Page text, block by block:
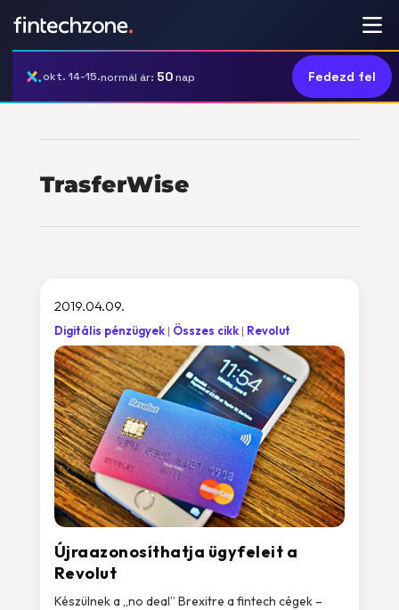
okt. 14-15.normál ár: 50nap Fedezd fel
TrasferWise
Újraazonosíthatja ügyfeleit a
Revolut
2019.04.09.
Digitális pénzügyek Összes cikk Revolut
Készülnek a „no deal” Brexitre a fintech cégek –